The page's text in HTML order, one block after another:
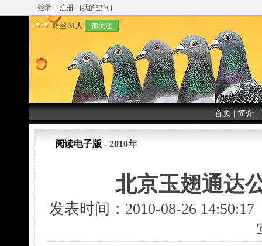
[登录] [注册] [我的空间]
粉丝 31人 加关注
首页 简介
阅读电子版 - 2010年
北京玉翅通达
发表时间：2010-08-26